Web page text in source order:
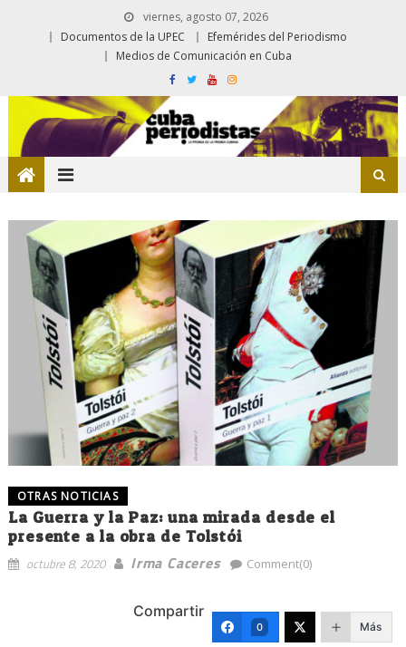
viernes, agosto 07, 2026
Documentos de la UPEC
Efemérides del Periodismo
Medios de Comunicación en Cuba
OTRAS NOTICIAS
La Guerra y la Paz: una mirada desde el
presente a la obra de Tolstói
octubre 8, 2020 Irma Caceres Comment(0)
Compartir
0 Más